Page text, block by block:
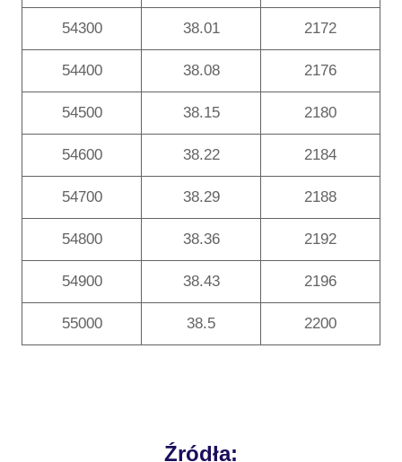
54300 38.01 2172
54400 38.08 2176
54500 38.15 2180
54600 38.22 2184
54700 38.29 2188
54800 38.36 2192
54900 38.43 2196
55000 38.5 2200
Źródła: